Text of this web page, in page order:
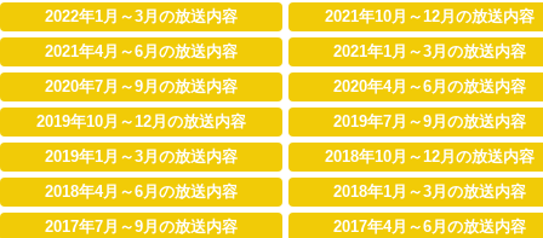
2022年1月～3月の放送内容
2021年10月～12月の放送内容
2021年4月～6月の放送内容
2021年1月～3月の放送内容
2020年7月～9月の放送内容
2020年4月～6月の放送内容
2019年10月～12月の放送内容
2019年7月～9月の放送内容
2019年1月～3月の放送内容
2018年10月～12月の放送内容
2018年4月～6月の放送内容
2018年1月～3月の放送内容
2017年7月～9月の放送内容
2017年4月～6月の放送内容